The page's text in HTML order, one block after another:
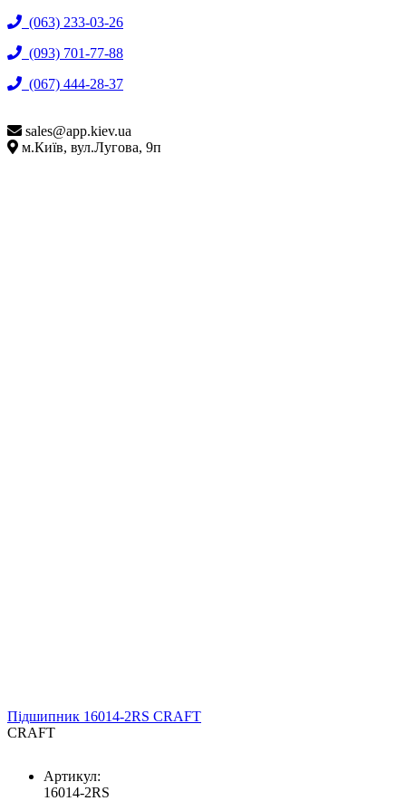
(063) 233-03-26
(093) 701-77-88
(067) 444-28-37
sales@app.kiev.ua
м.Київ, вул.Лугова, 9п
Підшипник 16014-2RS CRAFT
CRAFT
Артикул:
16014-2RS